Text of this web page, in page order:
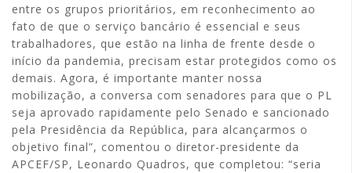
entre os grupos prioritários, em reconhecimento ao
fato de que o serviço bancário é essencial e seus
trabalhadores, que estão na linha de frente desde o
início da pandemia, precisam estar protegidos como os
demais. Agora, é importante manter nossa
mobilização, a conversa com senadores para que o PL
seja aprovado rapidamente pelo Senado e sancionado
pela Presidência da República, para alcançarmos o
objetivo final”, comentou o diretor-presidente da
APCEF/SP, Leonardo Quadros, que completou: “seria